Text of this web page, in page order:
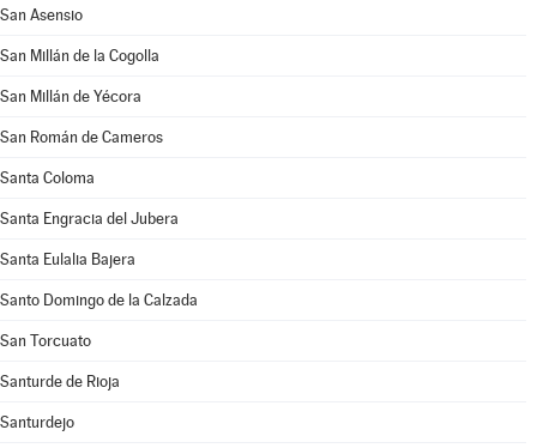
San Asensio
San Millán de la Cogolla
San Millán de Yécora
San Román de Cameros
Santa Coloma
Santa Engracia del Jubera
Santa Eulalia Bajera
Santo Domingo de la Calzada
San Torcuato
Santurde de Rioja
Santurdejo